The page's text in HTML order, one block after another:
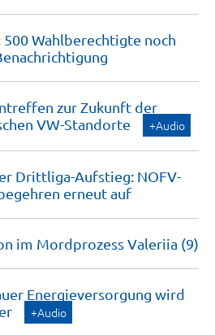
500 Wahlberechtigte noch
zur Zukunft der
VW-Standorte +Audio
Drittliga-Aufstieg: NOFV-
erneutauf
im Mordprozess Valeriia (9)
Energieversorgung wird
+Audio